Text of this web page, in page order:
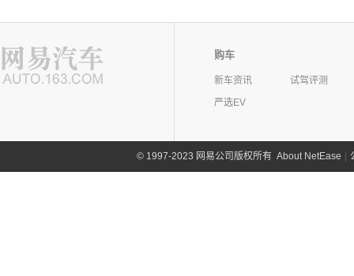
购车
新车资讯
试驾评测
严选EV
©1997-2023 网易公司版权所有 About NetEase